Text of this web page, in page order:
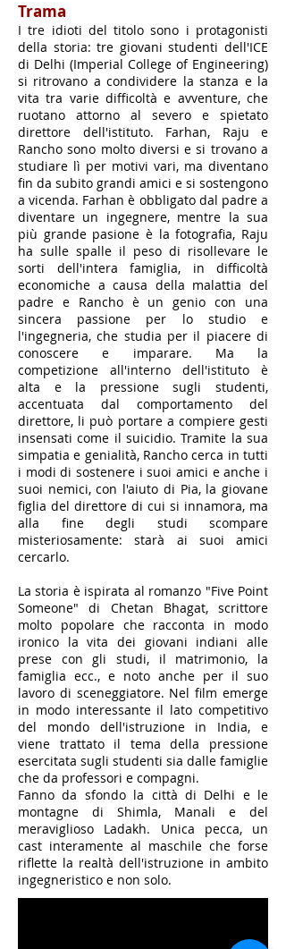
Trama
I tre idioti del titolo sono i protagonisti
della storia: tre giovani studenti dell'ICE
di Delhi (Imperial College of Engineering)
si ritrovano a condividere la stanza e la
vita tra varie difficoltà e avventure, che
ruotano attorno al severo e spietato
direttore dell'istituto. Farhan, Raju e
Rancho sono molto diversi e si trovano a
studiare lì per motivi vari, ma diventano
fin da subito grandi amici e si sostengono
a vicenda. Farhan è obbligato dal padre a
diventare un ingegnere, mentre la sua
più grande pasione è la fotografia, Raju
ha sulle spalle il peso di risollevare le
sorti dell'intera famiglia, in difficoltà
economiche a causa della malattia del
padre e Rancho è un genio con una
sincera passione per lo studio e
l'ingegneria, che studia per il piacere di
conoscere e imparare. Ma la
competizione all'interno dell'istituto è
alta e la pressione sugli studenti,
accentuata dal comportamento del
direttore, li può portare a compiere gesti
insensati come il suicidio. Tramite la sua
simpatia e genialità, Rancho cerca in tutti
i modi di sostenere i suoi amici e anche i
suoi nemici, con l'aiuto di Pia, la giovane
figlia del direttore di cui si innamora, ma
alla fine degli studi scompare
misteriosamente: starà ai suoi amici
cercarlo.
La storia è ispirata al romanzo "Five Point
Someone" di Chetan Bhagat, scrittore
molto popolare che racconta in modo
ironico la vita dei giovani indiani alle
prese con gli studi, il matrimonio, la
famiglia ecc., e noto anche per il suo
lavoro di sceneggiatore. Nel film emerge
in modo interessante il lato competitivo
del mondo dell'istruzione in India, e
viene trattato il tema della pressione
esercitata sugli studenti sia dalle famiglie
che da professori e compagni.
Fanno da sfondo la città di Delhi e le
montagne di Shimla, Manali e del
meraviglioso Ladakh. Unica pecca, un
cast interamente al maschile che forse
riflette la realtà dell'istruzione in ambito
ingegneristico e non solo.